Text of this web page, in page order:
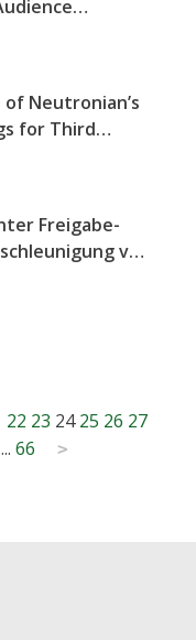
Neutronian’s
for Third
Freigabe-
von
22 23 24 25 26 27
... 66 >